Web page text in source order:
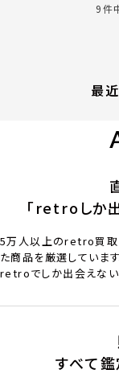
9件
最
「retroしか
5万人以上のretro買取
た商品を厳選していま
retroでしか出会えない
すべて